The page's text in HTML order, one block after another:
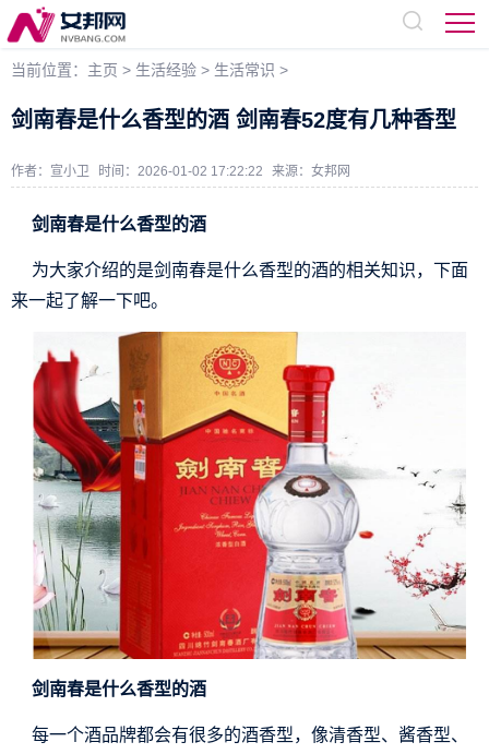
当前位置： 主页 > 生活经验 > 生活常识 >
剑南春是什么香型的酒 ​剑南春52度有几种香型
作者：宣小卫 时间：2026-01-02 17:22:22 来源： 女邦网
剑南春是什么香型的酒
为大家介绍的是剑南春是什么香型的酒的相关知识，下面
来一起了解一下吧。
剑南春是什么香型的酒
每一个酒品牌都会有很多的酒香型，像清香型、酱香型、